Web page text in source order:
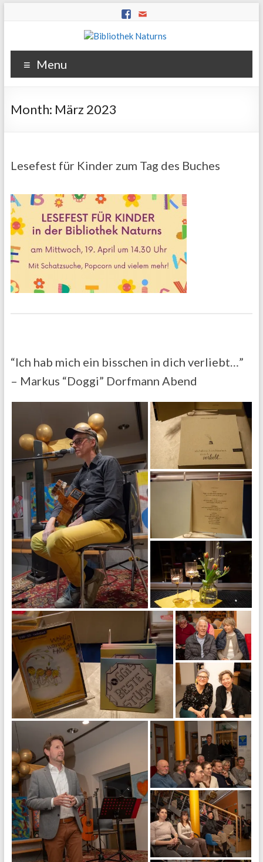
Menu
Month: März 2023
Lesefest für Kinder zum Tag des Buches
“Ich hab mich ein bisschen in dich verliebt…”
– Markus “Doggi” Dorfmann Abend